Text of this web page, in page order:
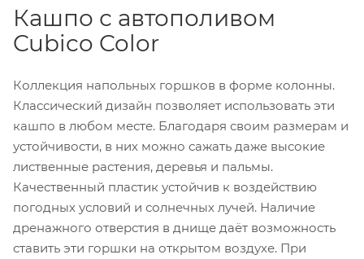
Кашпо с автополивом
Cubico Color
Коллекция напольных горшков в форме колонны.
Классический дизайн позволяет использовать эти
кашпо в любом месте. Благодаря своим размерам и
устойчивости, в них можно сажать даже высокие
лиственные растения, деревья и пальмы.
Качественный пластик устойчив к воздействию
погодных условий и солнечных лучей. Наличие
дренажного отверстия в днище даёт возможность
ставить эти горшки на открытом воздухе. При